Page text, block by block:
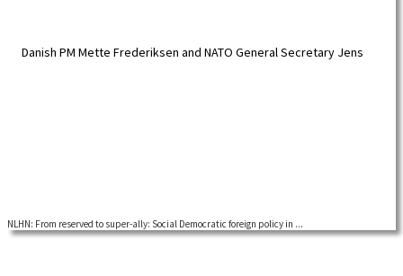
NLHN: From reserved to super-ally: Social Democratic foreign policy in ...